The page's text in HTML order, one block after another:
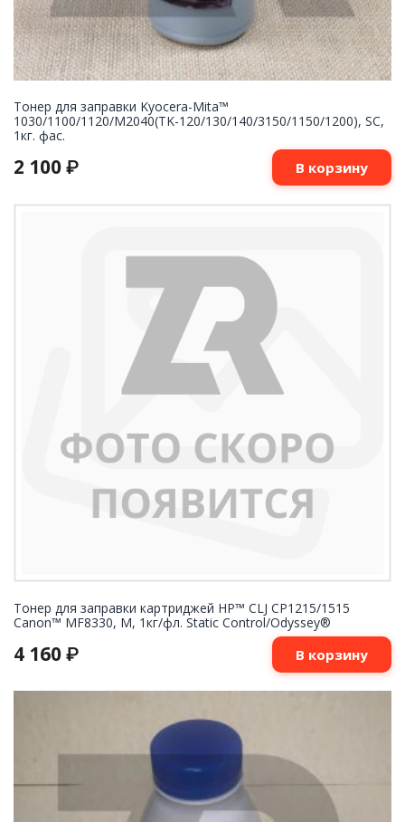
Тонер для заправки Kyocera-Mita™
1030/1100/1120/M2040(TK-120/130/140/3150/1150/1200), SC,
1кг. фас.
2 100 ₽ В корзину
Тонер для заправки картриджей HP™ CLJ CP1215/1515
Canon™ MF8330, M, 1кг/фл. Static Control/Odyssey®
4 160 ₽ В корзину